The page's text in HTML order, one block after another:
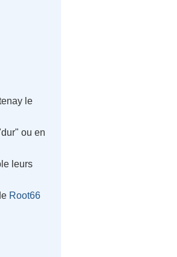
le
ou en
leurs
Root66